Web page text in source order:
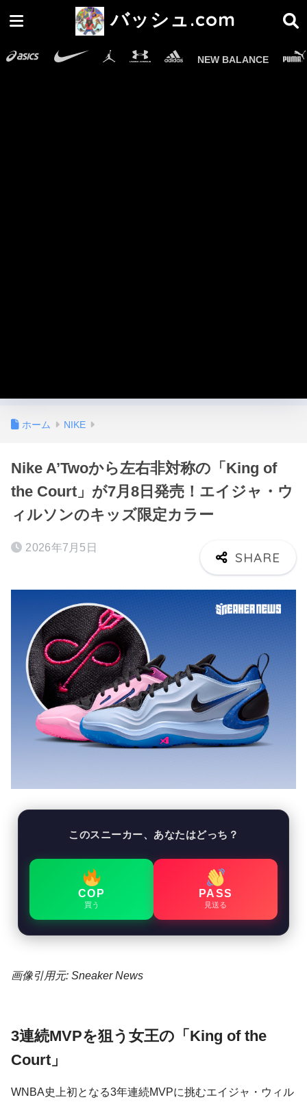
バッシュ.com
NEW BALANCE
ホーム NIKE
Nike A’Twoから左右非対称の「King of
the Court」が7月8日発売！エイジャ・ウ
ィルソンのキッズ限定カラー
2026年7月5日
このスニーカー、あなたはどっち？
COP
買う
PASS
見送る
画像引用元: Sneaker News
3連続MVPを狙う女王の「King of the
Court」
WNBA史上初となる3年連続MVPに挑むエイジャ・ウィル